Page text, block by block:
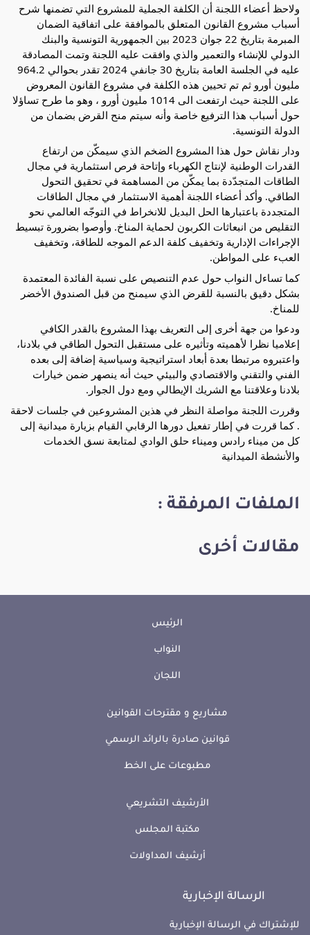
ولاحظ أعضاء اللجنة أن الكلفة الجملية للمشروع التي تضمنها شرح
أسباب مشروع القانون المتعلق بالموافقة على اتفاقية الضمان
المبرمة بتاريخ 22 جوان 2023 بين الجمهورية التونسية والبنك
الدولي للإنشاء والتعمير والذي وافقت عليه اللجنة وتمت المصادقة
عليه في الجلسة العامة بتاريخ 30 جانفي 2024 تقدر بحوالي 964.2
مليون أورو ثم تم تحيين هذه الكلفة في مشروع القانون المعروض
على اللجنة حيث ارتفعت الى 1014 مليون أورو ، وهو ما طرح تساؤلا
حول أسباب هذا الترفيع خاصة وأنه سيتم منح القرض بضمان من
الدولة التونسية.
ودار نقاش حول هذا المشروع الضخم الذي سيمكّن من ارتفاع
القدرات الوطنية لإنتاج الكهرباء وإتاحة فرص استثمارية في مجال
الطاقات المتجدّدة بما يمكّن من المساهمة في تحقيق التحول
الطاقي. وأكد أعضاء اللجنة أهمية الاستثمار في مجال الطاقات
المتجددة باعتبارها الحل البديل للانخراط في التوجّه العالمي نحو
التقليص من انبعاثات الكربون لحماية المناخ. وأوصوا بضرورة تبسيط
الإجراءات الإدارية وتخفيف كلفة الدعم الموجه للطاقة، وتخفيف
العبء على المواطن.
كما تساءل النواب حول عدم التنصيص على نسبة الفائدة المعتمدة
بشكل دقيق بالنسبة للقرض الذي سيمنح من قبل الصندوق الأخضر
للمناخ.
ودعوا من جهة أخرى إلى التعريف بهذا المشروع بالقدر الكافي
إعلاميا نظرا لأهميته وتأثيره على مستقبل التحول الطاقي في بلادنا،
واعتبروه مرتبطا بعدة أبعاد استراتيجية وسياسية إضافة إلى بعده
الفني والتقني والاقتصادي والبيئي حيث أنه ينصهر ضمن خيارات
بلادنا وعلاقتنا مع الشريك الإيطالي ومع دول الجوار.
وقررت اللجنة مواصلة النظر في هذين المشروعين في جلسات لاحقة
. كما قررت في إطار تفعيل دورها الرقابي القيام بزيارة ميدانية إلى
كل من ميناء رادس وميناء حلق الوادي لمتابعة نسق الخدمات
والأنشطة الميدانية
الملفات المرفقة :
مقالات أخرى
الرئيس
النواب
اللجان
مشاريع و مقترحات القوانين
قوانين صادرة بالرائد الرسمي
مطبوعات على الخط
الأرشيف التشريعي
مكتبة المجلس
أرشيف المداولات
الرسالة الإخبارية
للإشتراك في الرسالة الإخبارية